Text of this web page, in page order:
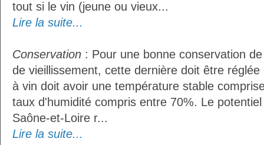
tout si le vin (jeune ou vieux...
Lire la suite...
Conservation : Pour une bonne conservation
de vieillissement, cette dernière doit être réglée
à vin doit avoir une température stable
taux d'humidité compris entre 70%. Le
Saône-et-Loire r...
Lire la suite...